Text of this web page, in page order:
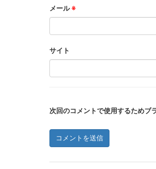
メール※
サイト
次回のコメントで使用するためブ